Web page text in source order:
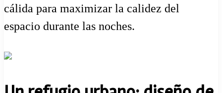
cálida para maximizar la calidez del
espacio durante las noches.